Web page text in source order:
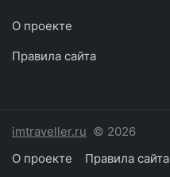
О проекте
Правила сайта
imtraveller.ru © 2026
О проекте
Правила сайта